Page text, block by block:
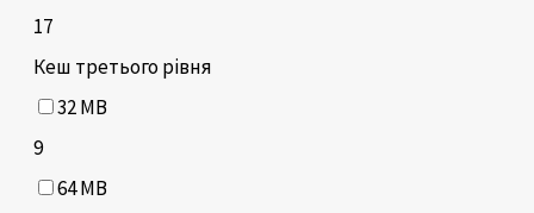
17
Кеш третього рівня
32 MB
9
64 MB